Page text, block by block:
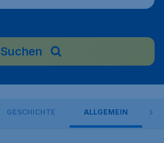
Suchen
GESCHICHTE ALLGEMEIN